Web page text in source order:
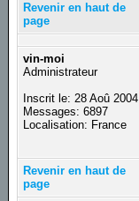
Revenir en haut de
page
vin-moi
Administrateur
Inscrit le: 28 Aoû 2004
Messages: 6897
Localisation: France
Revenir en haut de
page